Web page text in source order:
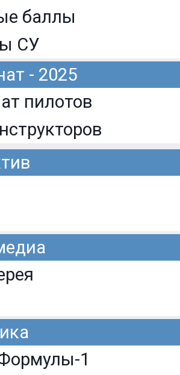
баллы
СУ
- 2025
пилотов
1